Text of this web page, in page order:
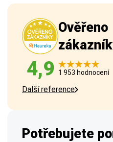
Ověřeno
4,9 1 953 hodnocení
Další reference
Potřebujete